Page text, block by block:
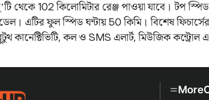
দু’টি থেকে 102 কিলোমিটার রেঞ্জ পাওয়া যাবে। টপ
এটির ফুল স্পিড ঘন্টায় 50 কিমি। বিশেষ
কানেক্টিভিটি, কল ও SMS এলার্ট, মিউজিক কন্ট্রোল